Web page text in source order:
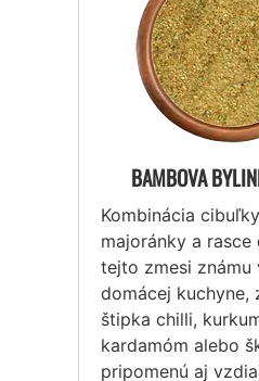
BAMBOVA
Kombinácia
majoránky a rasce
tejto zmesi známu
domácej kuchyne,
štipka chilli,
kardamóm alebo
pripomenú aj